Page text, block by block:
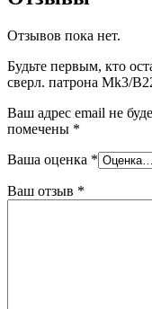
Отзывов пока нет.
Будьте первым, кто
сверл. патрона Mk3/
Ваш адрес email не
помечены *
Ваша оценка *
Ваш отзыв *